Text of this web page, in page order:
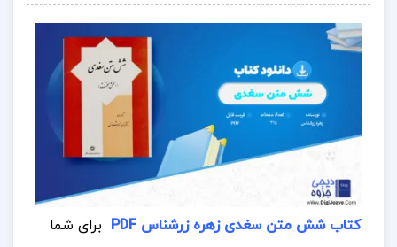
کتاب شش متن سغدی زهره زرشناس PDF
برای شما